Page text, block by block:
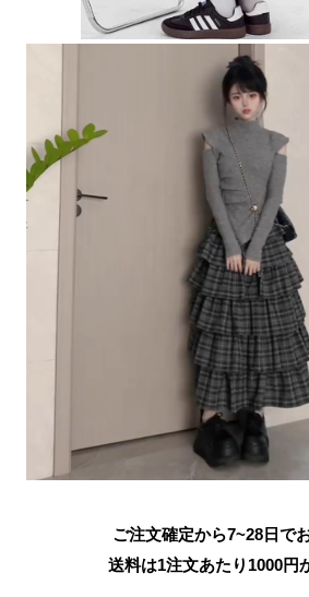
ご注文確定から7~28日で
送料は1注文あたり 1000円